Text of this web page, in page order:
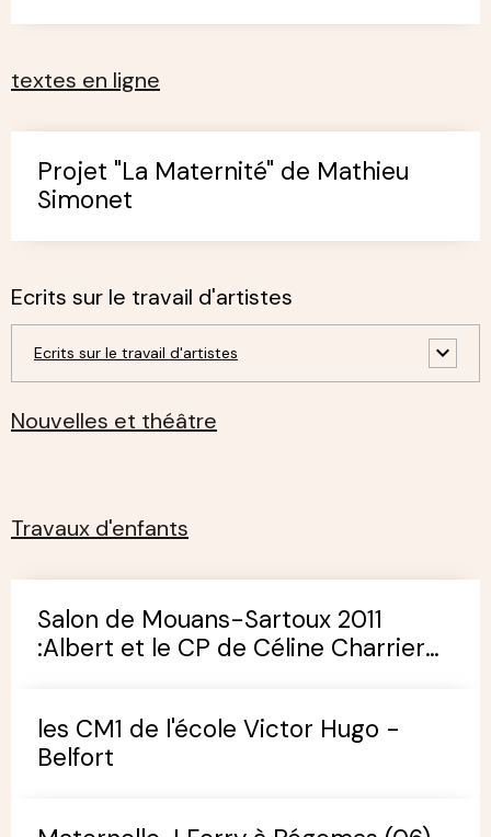
textes en ligne
Projet "La Maternité" de Mathieu
Simonet
Ecrits sur le travail d'artistes
Ecrits sur le travail d'artistes
Nouvelles et théâtre
Travaux d'enfants
Salon de Mouans-Sartoux 2011
:Albert et le CP de Céline Charrier
les CM1 de l'école Victor Hugo -
Belfort